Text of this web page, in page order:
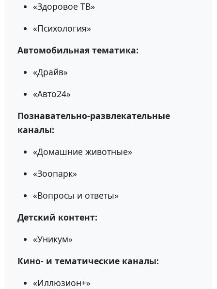
«Здоровое ТВ»
«Психология»
Автомобильная тематика:
«Драйв»
«Авто24»
Познавательно-развлекательные
каналы:
«Домашние животные»
«Зоопарк»
«Вопросы и ответы»
Детский контент:
«Уникум»
Кино- и тематические каналы:
«Иллюзион+»